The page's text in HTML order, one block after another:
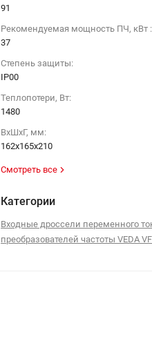
91
Рекомендуемая мощность ПЧ, кВт :
37
Степень защиты:
IP00
Теплопотери, Вт:
1480
ВхШхГ, мм:
162х165х210
Смотреть все
Категории
Входные дроссели переменного
преобразователей частоты VEDA